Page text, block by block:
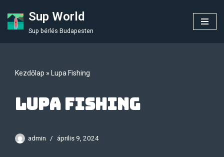
Skip
Sup World
Sup bérlés Budapesten
Kezdőlap » Lupa Fishing
Lupa Fishing
admin április 9, 2024